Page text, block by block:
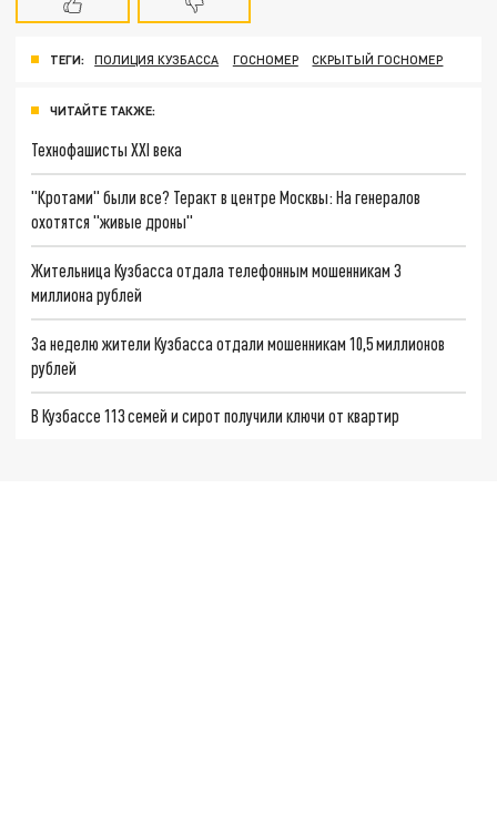
ТЕГИ: ПОЛИЦИЯ КУЗБАССА ГОСНОМЕР СКРЫТЫЙ ГОСНОМЕР
ЧИТАЙТЕ ТАКЖЕ:
Технофашисты XXI века
"Кротами" были все? Теракт в центре Москвы: На генералов
охотятся "живые дроны"
Жительница Кузбасса отдала телефонным мошенникам 3
миллиона рублей
За неделю жители Кузбасса отдали мошенникам 10,5 миллионов
рублей
В Кузбассе 113 семей и сирот получили ключи от квартир